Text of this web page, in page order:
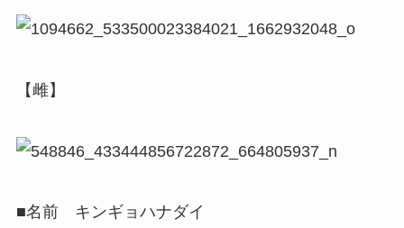
【雌】
■名前 キンギョハナダイ